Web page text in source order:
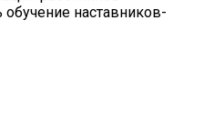
обучение наставников-